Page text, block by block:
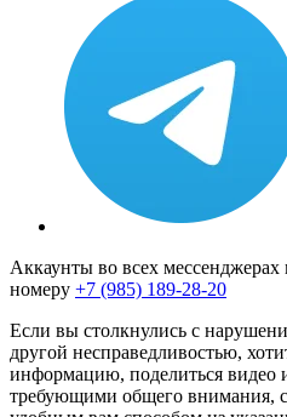
Аккаунты во всех
номеру +7 (985) 189-28-20
Если вы столкнулись с
другой несправедливостью,
информацию, поделиться видео
требующими общего внимания,